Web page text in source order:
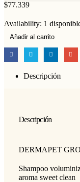
$77.339
Availability: 1
Añadir al carrito
Descripción
Descripción
DERMAPET
Shampoo
aroma sweet clean